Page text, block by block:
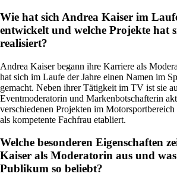
Wie hat sich Andrea Kaiser im
entwickelt und welche Projekte hat
realisiert?
Andrea Kaiser begann ihre Karriere als
hat sich im Laufe der Jahre einen Namen im
gemacht. Neben ihrer Tätigkeit im TV ist sie
Eventmoderatorin und Markenbotschafterin
verschiedenen Projekten im
als kompetente Fachfrau etabliert.
Welche besonderen Eigenschaften
Kaiser als Moderatorin aus und
Publikum so beliebt?